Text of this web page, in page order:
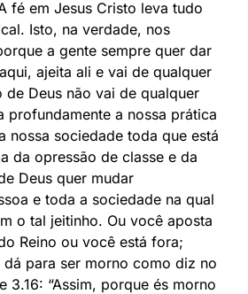
fé em Jesus Cristo leva tudo
Isto, na verdade, nos
a gente sempre quer dar
ajeita ali e vai de qualquer
de Deus não vai de qualquer
profundamente a nossa prática
nossa sociedade toda que está
da opressão de classe e da
Deus quer mudar
e toda a sociedade na qual
o tal jeitinho. Ou você aposta
Reino ou você está fora;
dá para ser morno como diz no
3.16: “Assim, porque és morno